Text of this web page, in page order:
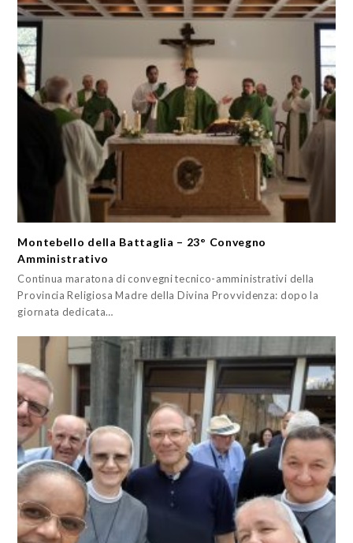
Montebello della Battaglia – 23° Convegno
Amministrativo
Continua maratona di convegni tecnico-amministrativi della
Provincia Religiosa Madre della Divina Provvidenza: dopo la
giornata dedicata…